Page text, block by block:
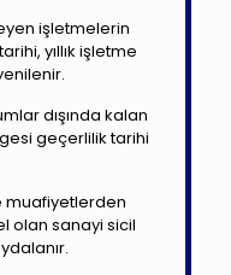
işletmelerin
yıllık işletme
dışında kalan
geçerlilik tarihi
muafiyetlerden
olan sanayi sicil